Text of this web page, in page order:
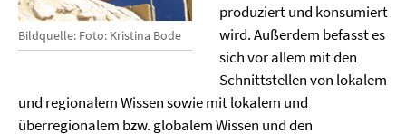
Bildquelle: Foto: Kristina Bode
produziert und konsumiert
wird. Außerdem befasst es
sich vor allem mit den
Schnittstellen von lokalem
und regionalem Wissen sowie mit lokalem und
überregionalem bzw. globalem Wissen und den